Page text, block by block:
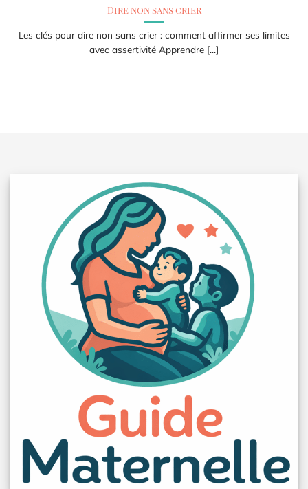
Dire non sans crier
Les clés pour dire non sans crier : comment affirmer ses limites
avec assertivité Apprendre [...]